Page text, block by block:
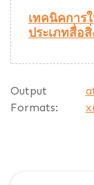
เทคนิคการ
ประเภทสื่อ
Output
Formats: